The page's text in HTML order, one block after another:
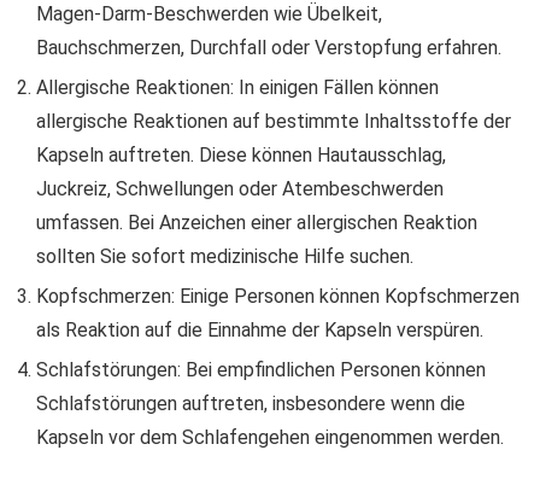
Magen-Darm-Beschwerden wie Übelkeit,
Bauchschmerzen, Durchfall oder Verstopfung erfahren.
Allergische Reaktionen: In einigen Fällen können
allergische Reaktionen auf bestimmte Inhaltsstoffe der
Kapseln auftreten. Diese können Hautausschlag,
Juckreiz, Schwellungen oder Atembeschwerden
umfassen. Bei Anzeichen einer allergischen Reaktion
sollten Sie sofort medizinische Hilfe suchen.
Kopfschmerzen: Einige Personen können Kopfschmerzen
als Reaktion auf die Einnahme der Kapseln verspüren.
Schlafstörungen: Bei empfindlichen Personen können
Schlafstörungen auftreten, insbesondere wenn die
Kapseln vor dem Schlafengehen eingenommen werden.